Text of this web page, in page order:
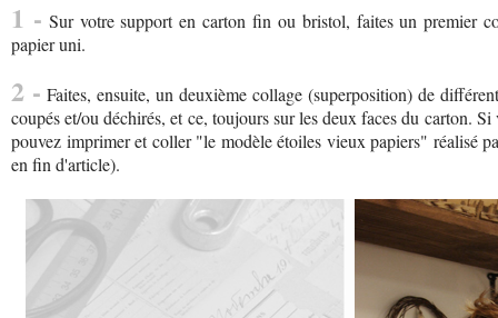
1 - Sur votre support en carton fin ou bristol, faites un premier
papier uni.
2 - Faites, ensuite, un deuxième collage (superposition) de
coupés et/ou déchirés, et ce, toujours sur les deux faces du carton.
pouvez imprimer et coller "le modèle étoiles vieux papiers" réalisé
en fin d'article).